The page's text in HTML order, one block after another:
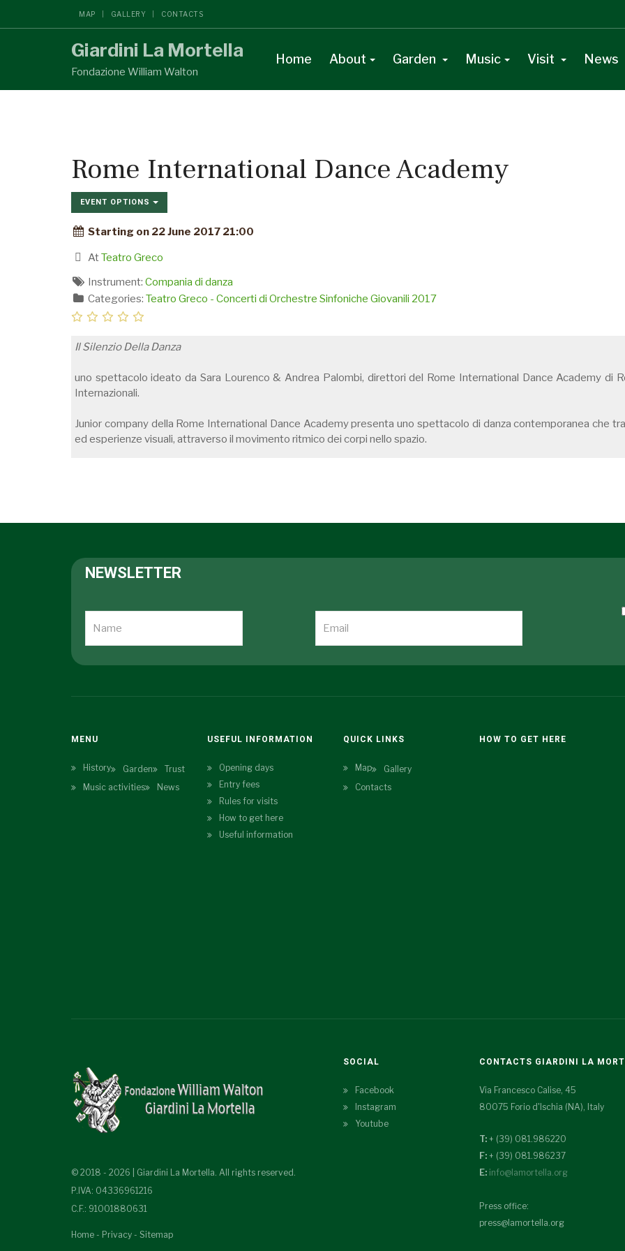
MAP GALLERY CONTACTS
Giardini La Mortella
Fondazione William Walton
Home About Garden Music Visit News
Rome International Dance Academy
EVENT OPTIONS
Starting on 22 June 2017 21:00
AtTeatro Greco
Instrument: Compania di danza
Categories: Teatro Greco - Concerti di Orchestre Sinfoniche Giovanili 2017
Il Silenzio Della Danza
uno spettacolo ideato da Sara Lourenco & Andrea Palombi, direttori del Rome International Dance Academy di
Internazionali.
Junior company della Rome International Dance Academy presenta uno spettacolo di danza contemporanea che
ed esperienze visuali, attraverso il movimento ritmico dei corpi nello spazio.
NEWSLETTER
MENU
History Garden
Trust
Music activities
News
USEFUL INFORMATION
Opening days
Entry fees
Rules for visits
How to get here
Useful information
QUICK LINKS
Map
Gallery
Contacts
HOW TO GET HERE
© 2018 - 2026 | Giardini La Mortella. All rights reserved.
P.IVA: 04336961216
C.F.: 91001880631
Home - Privacy - Sitemap
SOCIAL
Facebook
Instagram
Youtube
CONTACTS GIARDINI LA
Via Francesco Calise, 45
80075 Forio d'Ischia (NA), Italy
T: + (39) 081.986220
F: + (39) 081.986237
E: info@lamortella.org
Press office:
press@lamortella.org